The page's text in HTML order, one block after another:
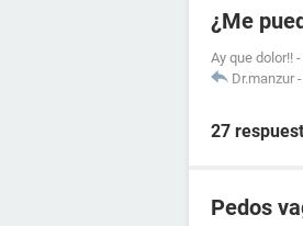
¿Me
Ay que dolor!! -
Dr.manzur -
27
Pedos